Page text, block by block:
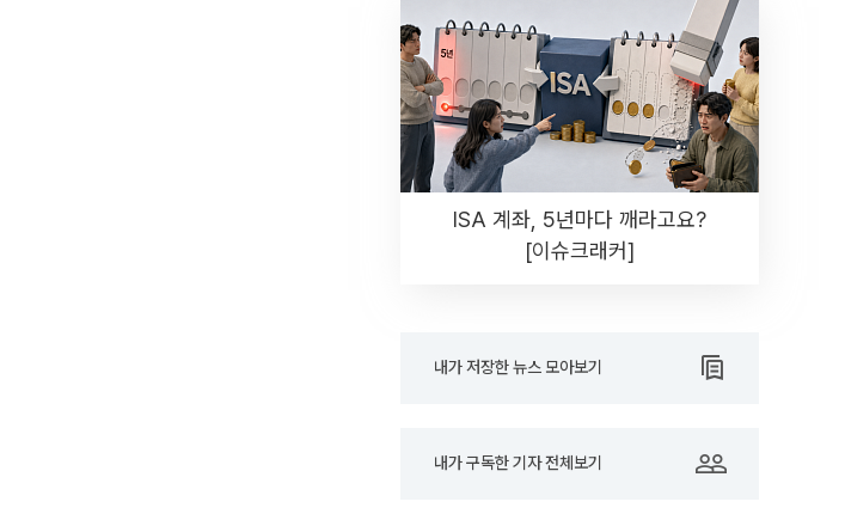
ISA 계좌, 5년마다 깨라고요?
[이슈크래커]
내가 저장한 뉴스 모아보기
내가 구독한 기자 전체보기